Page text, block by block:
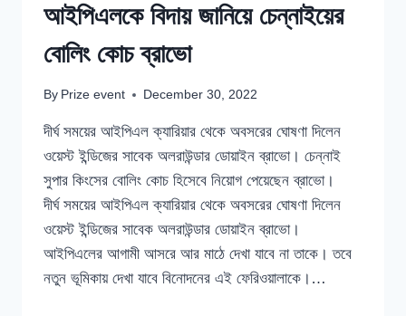
আইপিএলকে বিদায় জানিয়ে চেন্নাইয়ের
বোলিং কোচ ব্রাভো
By Prize event December 30, 2022
দীর্ঘ সময়ের আইপিএল ক্যারিয়ার থেকে অবসরের ঘোষণা দিলেন
ওয়েস্ট ইন্ডিজের সাবেক অলরাউন্ডার ডোয়াইন ব্রাভো। চেন্নাই
সুপার কিংসের বোলিং কোচ হিসেবে নিয়োগ পেয়েছেন ব্রাভো।
দীর্ঘ সময়ের আইপিএল ক্যারিয়ার থেকে অবসরের ঘোষণা দিলেন
ওয়েস্ট ইন্ডিজের সাবেক অলরাউন্ডার ডোয়াইন ব্রাভো।
আইপিএলের আগামী আসরে আর মাঠে দেখা যাবে না তাকে। তবে
নতুন ভূমিকায় দেখা যাবে বিনোদনের এই ফেরিওয়ালাকে।…